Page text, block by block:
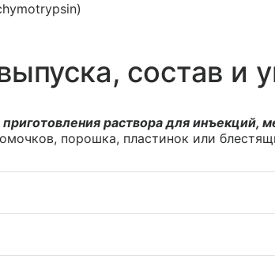
состав и
раствора для инъекций,
порошка, пластинок или